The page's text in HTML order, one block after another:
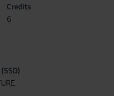
Credits
6